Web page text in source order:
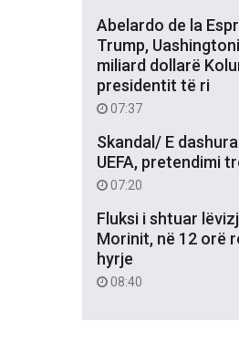
Abelardo de la
Trump,
miliard dollarë
presidentit të ri
07:37
Skandal/ E
UEFA, pretendimi
07:20
Fluksi i shtuar
Morinit, në 12 orë
hyrje
08:40